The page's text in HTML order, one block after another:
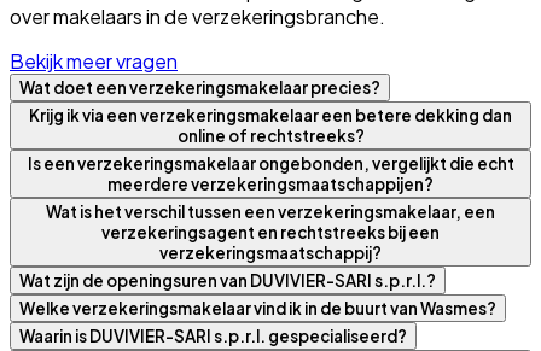
over makelaars in de verzekeringsbranche.
Bekijk meer vragen
Wat doet een verzekeringsmakelaar precies?
Krijg ik via een verzekeringsmakelaar een betere dekking dan
online of rechtstreeks?
Is een verzekeringsmakelaar ongebonden, vergelijkt die echt
meerdere verzekeringsmaatschappijen?
Wat is het verschil tussen een verzekeringsmakelaar, een
verzekeringsagent en rechtstreeks bij een
verzekeringsmaatschappij?
Wat zijn de openingsuren van DUVIVIER-SARI s.p.r.l.?
Welke verzekeringsmakelaar vind ik in de buurt van Wasmes?
Waarin is DUVIVIER-SARI s.p.r.l. gespecialiseerd?